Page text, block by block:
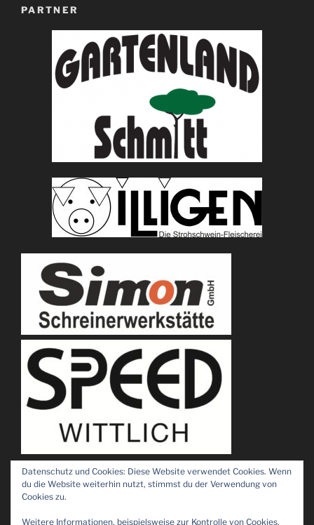
PARTNER
Datenschutz und Cookies: Diese Website verwendet Cookies. Wenn
du die Website weiterhin nutzt, stimmst du der Verwendung von
Cookies zu.
Weitere Informationen, beispielsweise zur Kontrolle von Cookies,